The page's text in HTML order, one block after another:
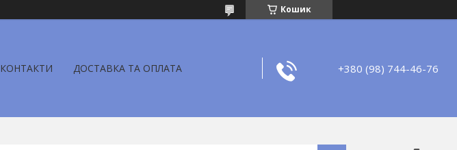
Кошик
КОНТАКТИ ДОСТАВКА ТА ОПЛАТА +380 (98) 744-46-76